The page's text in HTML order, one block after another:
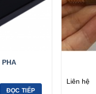
PHA
ĐỌC TIẾP
Liên hệ